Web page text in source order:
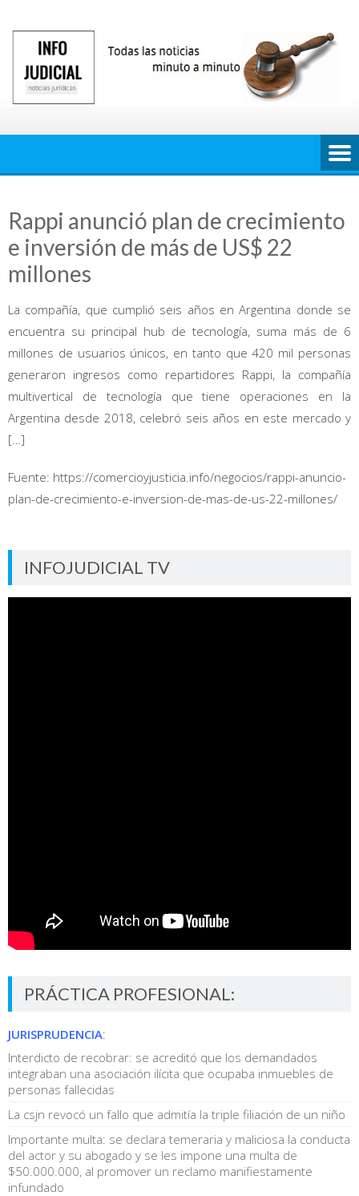
contenido
Rappi anunció plan de crecimiento
e inversión de más de US$ 22
millones
La compañía, que cumplió seis años en Argentina donde se
encuentra su principal hub de tecnología, suma más de 6
millones de usuarios únicos, en tanto que 420 mil personas
generaron ingresos como repartidores Rappi, la compañía
multivertical de tecnología que tiene operaciones en la
Argentina desde 2018, celebró seis años en este mercado y
[…]
Fuente: https://comercioyjusticia.info/negocios/rappi-anuncio-
plan-de-crecimiento-e-inversion-de-mas-de-us-22-millones/
INFOJUDICIAL TV
PRÁCTICA PROFESIONAL:
JURISPRUDENCIA:
Interdicto de recobrar: se acreditó que los demandados
integraban una asociación ilícita que ocupaba inmuebles de
personas fallecidas
La csjn revocó un fallo que admitía la triple filiación de un niño
Importante multa: se declara temeraria y maliciosa la conducta
del actor y su abogado y se les impone una multa de
$50.000.000, al promover un reclamo manifiestamente
infundado